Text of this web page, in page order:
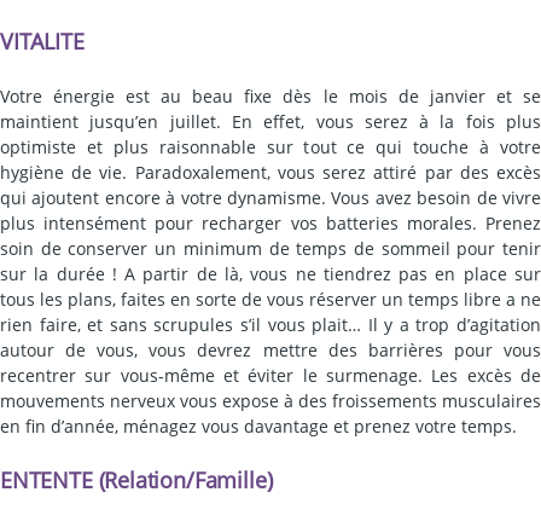
VITALITE
Votre énergie est au beau fixe dès le mois de janvier et se
maintient jusqu’en juillet. En effet, vous serez à la fois plus
optimiste et plus raisonnable sur tout ce qui touche à votre
hygiène de vie. Paradoxalement, vous serez attiré par des excès
qui ajoutent encore à votre dynamisme. Vous avez besoin de vivre
plus intensément pour recharger vos batteries morales. Prenez
soin de conserver un minimum de temps de sommeil pour tenir
sur la durée ! A partir de là, vous ne tiendrez pas en place sur
tous les plans, faites en sorte de vous réserver un temps libre a ne
rien faire, et sans scrupules s’il vous plait… Il y a trop d’agitation
autour de vous, vous devrez mettre des barrières pour vous
recentrer sur vous-même et éviter le surmenage. Les excès de
mouvements nerveux vous expose à des froissements musculaires
en fin d’année, ménagez vous davantage et prenez votre temps.
ENTENTE (Relation/Famille)